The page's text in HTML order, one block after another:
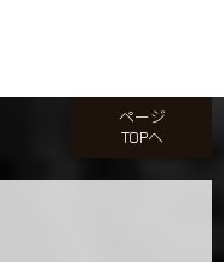
ページ
TOPへ